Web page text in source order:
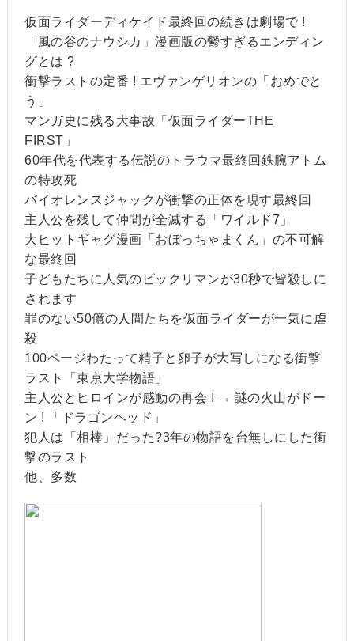
仮面ライダーディケイド最終回の続きは劇場で !
「風の谷のナウシカ」漫画版の鬱すぎるエンディン
グとは ?
衝撃ラストの定番 ! エヴァンゲリオンの「おめでと
う」
マンガ史に残る大事故「仮面ライダーTHE
FIRST」
60年代を代表する伝説のトラウマ最終回鉄腕アトム
の特攻死
バイオレンスジャックが衝撃の正体を現す最終回
主人公を残して仲間が全滅する「ワイルド7」
大ヒットギャグ漫画「おぼっちゃまくん」の不可解
な最終回
子どもたちに人気のビックリマンが30秒で皆殺しに
されます
罪のない50億の人間たちを仮面ライダーが一気に虐
殺
100ページわたって精子と卵子が大写しになる衝撃
ラスト「東京大学物語」
主人公とヒロインが感動の再会 ! → 謎の火山がドー
ン ! 「ドラゴンヘッド」
犯人は「相棒」だった?3年の物語を台無しにした衝
撃のラスト
他、多数